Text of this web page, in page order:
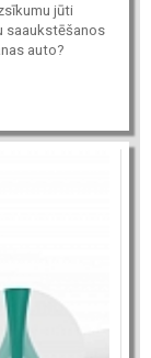
jūti
saaukstēšanos
auto?